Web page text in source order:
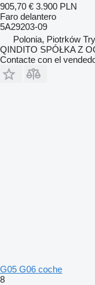
905,70 € 3.900 PLN
Faro delantero
5A29203-09
Polonia, Piotrków
QINDITO SPÓŁKA Z
Contacte con el
G05 G06 coche
8